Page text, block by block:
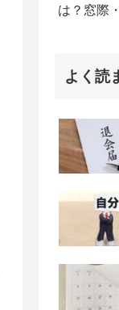
は？窓際
よく読